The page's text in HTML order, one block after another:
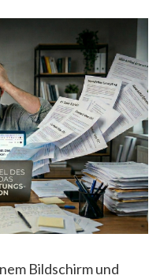
Bildschirm und